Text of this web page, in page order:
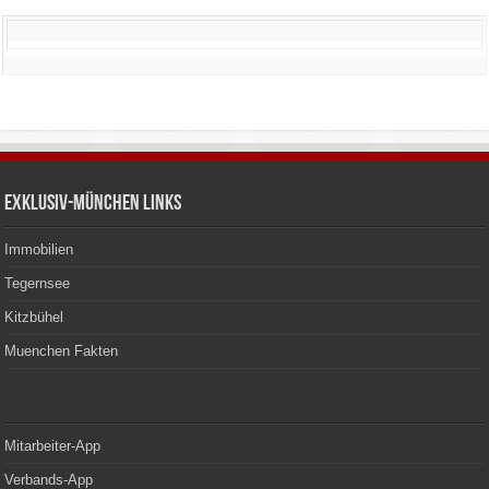
Exklusiv-München Links
Immobilien
Tegernsee
Kitzbühel
Muenchen Fakten
Mitarbeiter-App
Verbands-App